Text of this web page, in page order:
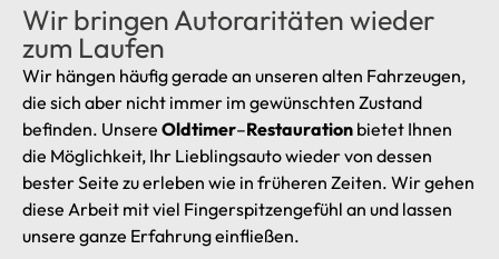
Wir bringen Autoraritäten wieder
zum Laufen
Wir hängen häufig gerade an unseren alten Fahrzeugen,
die sich aber nicht immer im gewünschten Zustand
befinden. Unsere Oldtimer–Restauration bietet Ihnen
die Möglichkeit, Ihr Lieblingsauto wieder von dessen
bester Seite zu erleben wie in früheren Zeiten. Wir gehen
diese Arbeit mit viel Fingerspitzengefühl an und lassen
unsere ganze Erfahrung einfließen.